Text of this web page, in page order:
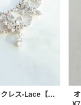
クリスタルネックレス-Lace【MA-CONL-02】